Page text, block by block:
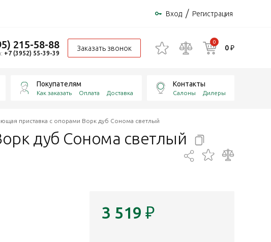
Вход / Регистрация
215-58-88
+7 (3952) 55-39-39
Заказать звонок
0
0 ₽
Покупателям
Как заказать Оплата Доставка
Контакты
Салоны Дилеры
приставка с опорами Ворк дуб Сонома светлый
дуб Сонома светлый
3 519 ₽